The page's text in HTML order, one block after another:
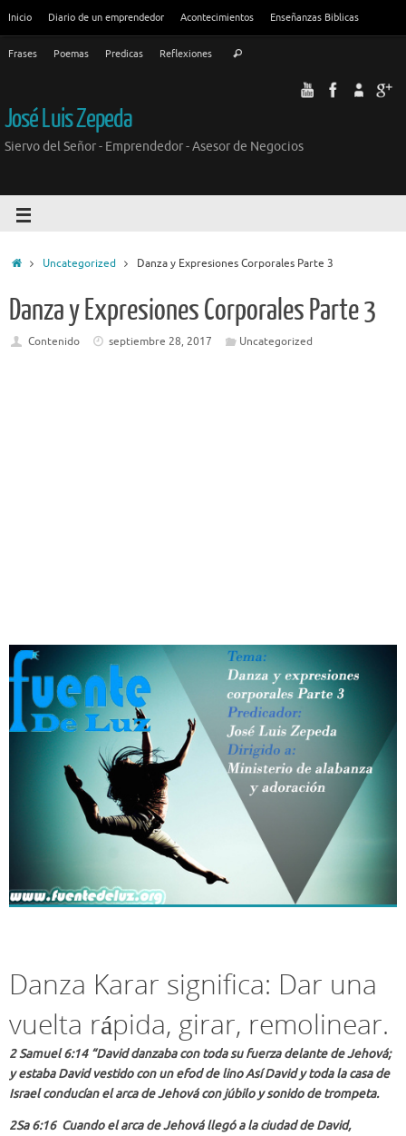
Inicio Diario de un emprendedor Acontecimientos Enseñanzas Biblicas
Frases Poemas Predicas Reflexiones
José Luis Zepeda
Siervo del Señor - Emprendedor - Asesor de Negocios
Uncategorized Danza y Expresiones Corporales Parte 3
Danza y Expresiones Corporales Parte 3
Contenido septiembre 28, 2017 Uncategorized
Danza Karar significa: Dar una
vuelta rápida, girar, remolinear.
2 Samuel 6:14 “David danzaba con toda su fuerza delante de Jehová;
y estaba David vestido con un efod de lino Así David y toda la casa de
Israel conducían el arca de Jehová con júbilo y sonido de trompeta.
2Sa 6:16 Cuando el arca de Jehová llegó a la ciudad de David,